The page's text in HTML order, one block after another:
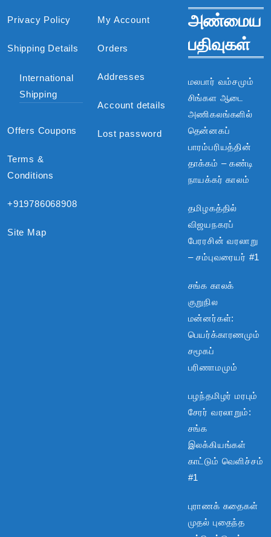
Privacy Policy
Shipping Details
International
Shipping
Offers Coupons
Terms &
Conditions
+919786068908
Site Map
My Account
Orders
Addresses
Account details
Lost password
அண்மைய
பதிவுகள்
மலபார் வம்சமும்
சிங்கள ஆடை
அணிகலங்களில்
தென்னகப்
பாரம்பரியத்தின்
தாக்கம் – கண்டி
நாயக்கர் காலம்
தமிழகத்தில்
விஜயநகரப்
பேரரசின் வரலாறு
– சம்புவரையர் #1
சங்க காலக்
குறுநில
மன்னர்கள்:
பெயர்க்காரணமும்
சமூகப்
பரிணாமமும்
பழந்தமிழர் மரபும்
சேரர் வரலாறும்:
சங்க
இலக்கியங்கள்
காட்டும் வெளிச்சம்
#1
புராணக் கதைகள்
முதல் புதைந்த